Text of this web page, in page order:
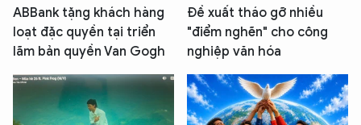
ABBank tặng khách hàng
loạt đặc quyền tại triển
lãm bản quyền Van Gogh
Đề xuất tháo gỡ nhiều
"điểm nghẽn" cho công
nghiệp văn hóa